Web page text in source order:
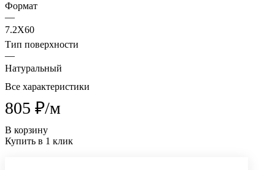
Формат
—
7.2X60
Тип поверхности
—
Натуральный
Все характеристики
805 ₽/м
В корзину
Купить в 1 клик